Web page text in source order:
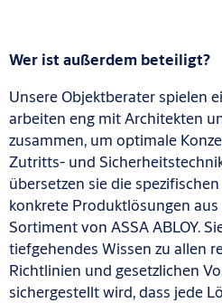
Wer ist außerdem beteiligt?
Unsere Objektberater spielen
arbeiten eng mit Architekten
zusammen, um optimale
Zutritts- und
übersetzen sie die
konkrete Produktlösungen
Sortiment von ASSA ABLOY.
tiefgehendes Wissen zu allen
Richtlinien und gesetzlichen
sichergestellt wird, dass jede